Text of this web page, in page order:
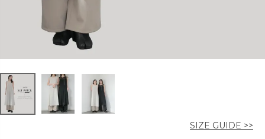
在庫なし商品
表示しないSIZE GUIDE >>